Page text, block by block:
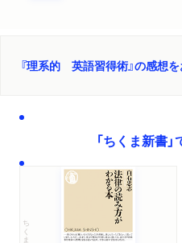
第9章 英語の名文で教養を身に
／「私心のない興味」を涵養／
次大戦回顧録』／「カントリー
ドワード・ギボン『ローマ帝国
ジ・ギッシング『ヘンリ・ライ
登場／サリンジャー『キャッチ
畑の「つかまえ役」／「若者の
新訳の登場／ジェームズ・ワト
『理系的 英語習得術』の感想
「ちくま新書
ちくま新書